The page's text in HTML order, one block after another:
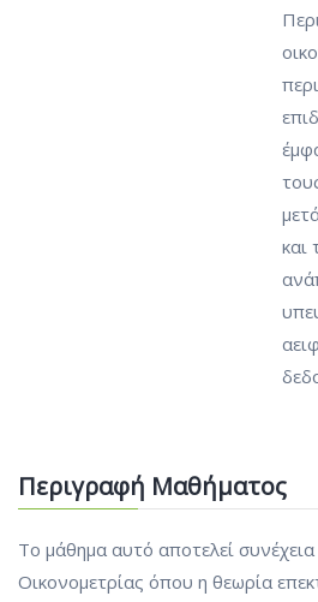
και
Περιγραφή Μαθήματος
Το μάθημα αυτό αποτελεί
Οικονομετρίας όπου η θεωρία